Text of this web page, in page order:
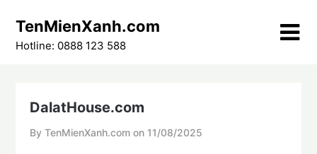
content
TenMienXanh.com
Hotline: 0888 123 588
DalatHouse.com
By TenMienXanh.com on 11/08/2025